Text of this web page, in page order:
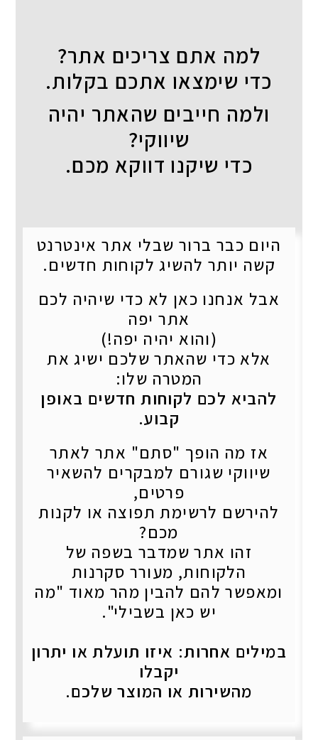
למה אתם צריכים אתר?
כדי שימצאו אתכם בקלות.
ולמה חייבים שהאתר יהיה
שיווקי?
כדי שיקנו דווקא מכם.
היום כבר ברור שבלי אתר אינטרנט
קשה יותר להשיג לקוחות חדשים.
אבל אנחנו כאן לא כדי שיהיה לכם
אתר יפה
(והוא יהיה יפה!)
אלא כדי שהאתר שלכם ישיג את
המטרה שלו:
להביא לכם לקוחות חדשים באופן
קבוע.
אז מה הופך "סתם" אתר לאתר
שיווקי שגורם למבקרים להשאיר
פרטים,
להירשם לרשימת תפוצה או לקנות
מכם?
זהו אתר שמדבר בשפה של
הלקוחות, מעורר סקרנות
ומאפשר להם להבין מהר מאוד "מה
יש כאן בשבילי".
במילים אחרות: איזו תועלת או יתרון
יקבלו
מהשירות או המוצר שלכם.